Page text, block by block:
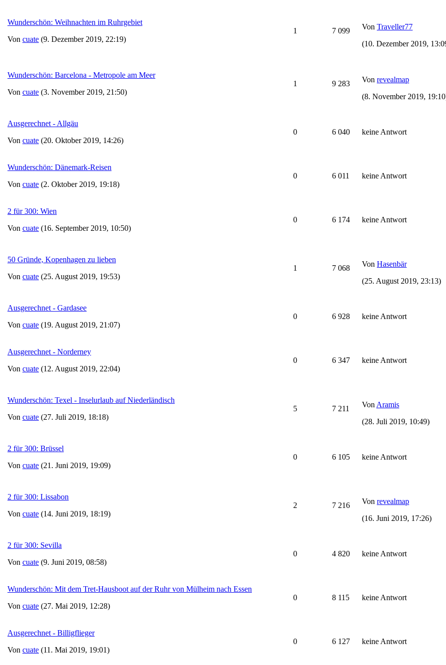
Wunderschön: Weihnachten im Ruhrgebiet
Von cuate (9. Dezember 2019, 22:19)
1 7 099 Von Traveller77
(10. Dezember 2019,
Wunderschön: Barcelona - Metropole am Meer
Von cuate (3. November 2019, 21:50)
1 9 283 Von revealmap
(8. November 2019,
Ausgerechnet - Allgäu
Von cuate (20. Oktober 2019, 14:26)
0 6 040 keine Antwort
Wunderschön: Dänemark-Reisen
Von cuate (2. Oktober 2019, 19:18)
0 6 011 keine Antwort
2 für 300: Wien
Von cuate (16. September 2019, 10:50)
0 6 174 keine Antwort
50 Gründe, Kopenhagen zu lieben
Von cuate (25. August 2019, 19:53)
1 7 068 Von Hasenbär
(25. August 2019, 23:13)
Ausgerechnet - Gardasee
Von cuate (19. August 2019, 21:07)
0 6 928 keine Antwort
Ausgerechnet - Norderney
Von cuate (12. August 2019, 22:04)
0 6 347 keine Antwort
Wunderschön: Texel - Inselurlaub auf Niederländisch
Von cuate (27. Juli 2019, 18:18)
5 7 211 Von Aramis
(28. Juli 2019, 10:49)
2 für 300: Brüssel
Von cuate (21. Juni 2019, 19:09)
0 6 105 keine Antwort
2 für 300: Lissabon
Von cuate (14. Juni 2019, 18:19)
2 7 216 Von revealmap
(16. Juni 2019, 17:26)
2 für 300: Sevilla
Von cuate (9. Juni 2019, 08:58)
0 4 820 keine Antwort
Wunderschön: Mit dem Tret-Hausboot auf der Ruhr von Mülheim nach Essen
Von cuate (27. Mai 2019, 12:28)
0 8 115 keine Antwort
Ausgerechnet - Billigflieger
Von cuate (11. Mai 2019, 19:01)
0 6 127 keine Antwort